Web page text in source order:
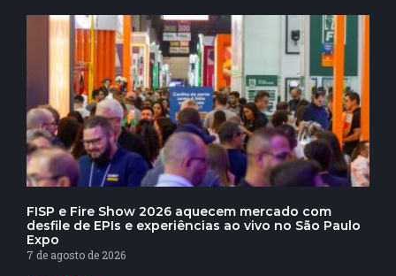
FISP e Fire Show 2026 aquecem mercado com
desfile de EPIs e experiências ao vivo no São Paulo
Expo
7 de agosto de 2026